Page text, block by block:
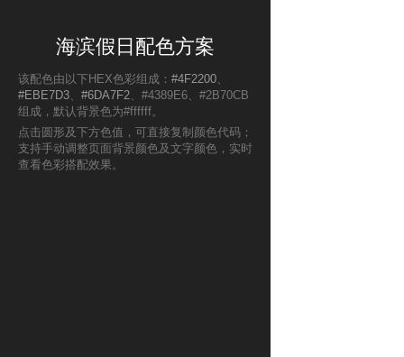
海滨假日配色方案
该配色由以下HEX色彩组成： #4F2200、
#EBE7D3、 #6DA7F2、#4389E6、#2B70CB
组成，默认背景色为#ffffff。
点击圆形及下方色值，可直接复制颜色代码；
支持手动调整页面背景颜色及文字颜色，实时
查看色彩搭配效果。